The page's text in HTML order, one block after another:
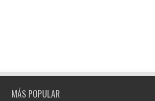
MÁS POPULAR